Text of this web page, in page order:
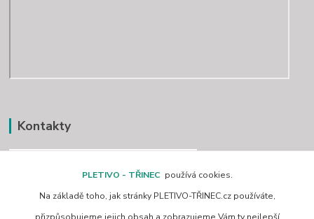
Kontakty
www.pletivo-trinec.cz
PLETIVO - TŘINEC používá cookies.
Na základě toho, jak stránky PLETIVO-TŘINEC.cz používáte,